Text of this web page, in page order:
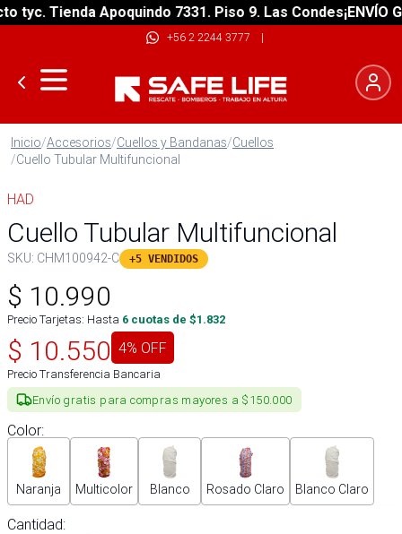
Tienda Apoquindo 7331. Piso 9. Las Condes¡ENVÍO
+56 2 2244 3777 |
Inicio/Accesorios/Cuellos y Bandanas/Cuellos
/Cuello Tubular Multifuncional
HAD
Cuello Tubular Multifuncional
SKU: CHM100942-C +5 VENDIDOS
$ 10.990
Precio Tarjetas: Hasta 6 cuotas de $1.832
$ 10.550 4% OFF
Precio Transferencia Bancaria
Envío gratis para compras mayores a $150.000
Color:
Naranja Multicolor Blanco Rosado Claro Blanco Claro
Cantidad: